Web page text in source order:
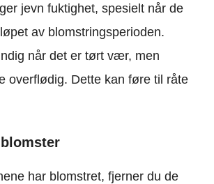
jevn fuktighet, spesielt når de
av blomstringsperioden.
når det er tørt vær, men
overflødig. Dette kan føre til råte
har blomstret, fjerner du de